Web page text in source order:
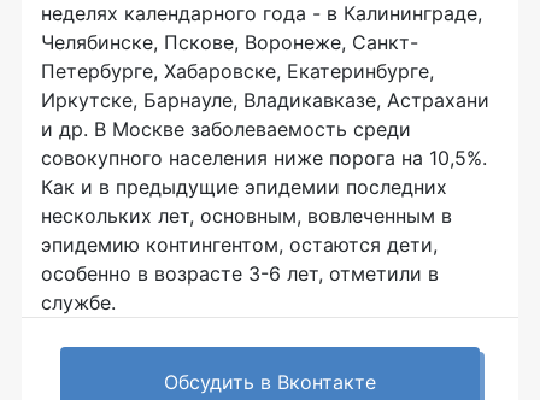
неделях календарного года - в Калининграде,
Челябинске, Пскове, Воронеже, Санкт-
Петербурге, Хабаровске, Екатеринбурге,
Иркутске, Барнауле, Владикавказе, Астрахани
и др. В Москве заболеваемость среди
совокупного населения ниже порога на 10,5%.
Как и в предыдущие эпидемии последних
нескольких лет, основным, вовлеченным в
эпидемию контингентом, остаются дети,
особенно в возрасте 3-6 лет, отметили в
службе.
Обсудить в Вконтакте